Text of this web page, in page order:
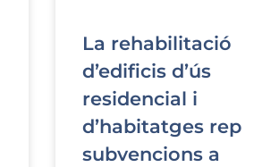
La rehabilitació
d’edificis d’ús
residencial i
d’habitatges rep
subvencions a